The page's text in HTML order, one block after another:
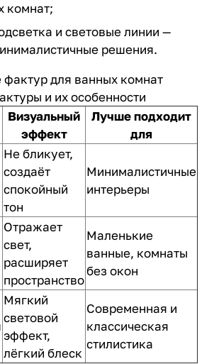
комнат;
и световые линии —
решения.
фактур для ванных комнат
и их особенности
Визуальный
эффект
Лучше подходит
для
Не бликует,
создаёт
спокойный
тон
Минималистичные
интерьеры
Отражает
свет,
расширяет
пространство
Маленькие
ванные, комнаты
без окон
Мягкий
световой
эффект,
лёгкий блеск
Современная и
классическая
стилистика